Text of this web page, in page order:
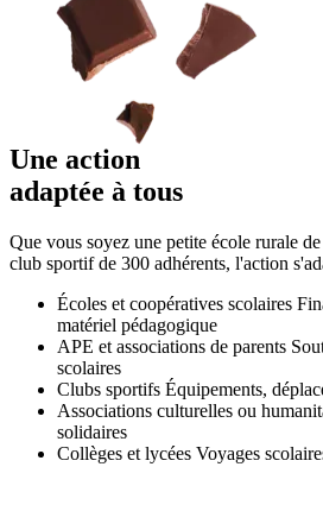
Une action
adaptée à tous
Que vous soyez une petite école rurale
club sportif de 300 adhérents, l'action
Écoles et coopératives scolaires
matériel pédagogique
APE et associations de parents
scolaires
Clubs sportifs Équipements,
Associations culturelles ou
solidaires
Collèges et lycées Voyages